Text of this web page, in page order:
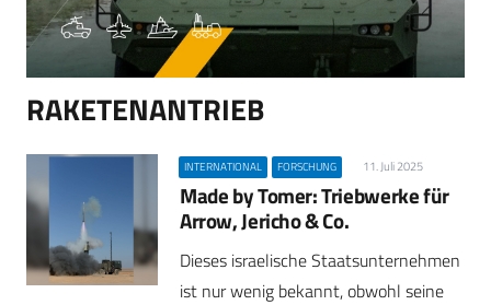
RAKETENANTRIEB
INTERNATIONAL FORSCHUNG 11. Juli 2025
Made by Tomer: Triebwerke für
Arrow, Jericho & Co.
Dieses israelische Staatsunternehmen
ist nur wenig bekannt, obwohl seine